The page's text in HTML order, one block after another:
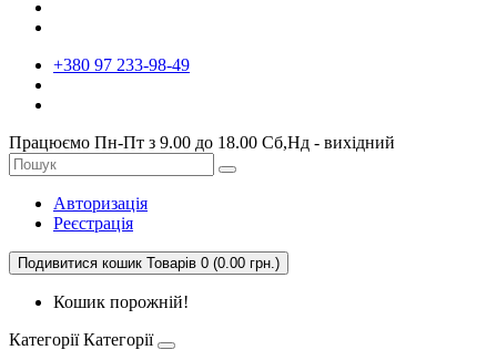
+380 97 233-98-49
Працюємо Пн-Пт з 9.00 до 18.00 Сб,Нд - вихідний
Авторизація
Реєстрація
Подивитися кошик Товарів 0 (0.00 грн.)
Кошик порожній!
Категорії Категорії